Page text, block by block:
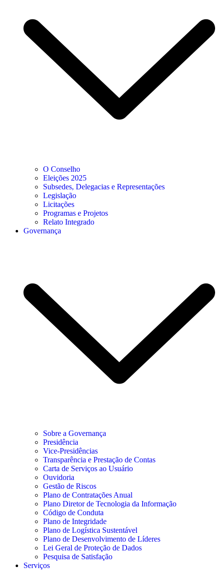
O Conselho
Eleições 2025
Subsedes, Delegacias e Representações
Legislação
Licitações
Programas e Projetos
Relato Integrado
Governança
Sobre a Governança
Presidência
Vice-Presidências
Transparência e Prestação de Contas
Carta de Serviços ao Usuário
Ouvidoria
Gestão de Riscos
Plano de Contratações Anual
Plano Diretor de Tecnologia da Informação
Código de Conduta
Plano de Integridade
Plano de Logística Sustentável
Plano de Desenvolvimento de Líderes
Lei Geral de Proteção de Dados
Pesquisa de Satisfação
Serviços